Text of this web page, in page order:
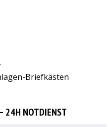
Briefkästen
24H NOTDIENST